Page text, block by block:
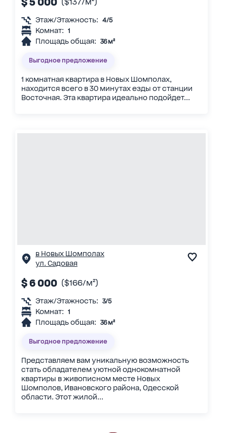
Этаж/Этажность: 4/5
Комнат: 1
Площадь общая: 36 м²
Выгодное предложение
1 комнатная квартира в Новых Шомполах,
находится всего в 30 минутах езды от станции
Восточная. Эта квартира идеально подойдет...
в Новых Шомполах
ул. Садовая
$ 6 000 ($166/м²)
Этаж/Этажность: 3/5
Комнат: 1
Площадь общая: 36 м²
Выгодное предложение
Представляем вам уникальную возможность
стать обладателем уютной однокомнатной
квартиры в живописном месте Новых
Шомполов, Ивановского района, Одесской
области. Этот жилой...